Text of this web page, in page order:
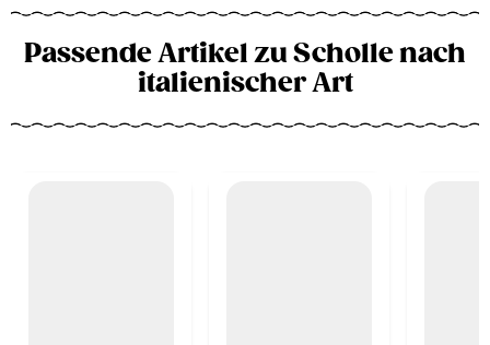
Passende Artikel zu Scholle nach
italienischer Art